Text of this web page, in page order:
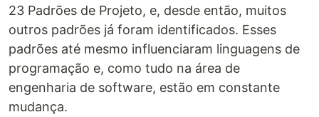
23 Padrões de Projeto, e, desde então, muitos
outros padrões já foram identificados. Esses
padrões até mesmo influenciaram linguagens de
programação e, como tudo na área de
engenharia de software, estão em constante
mudança.